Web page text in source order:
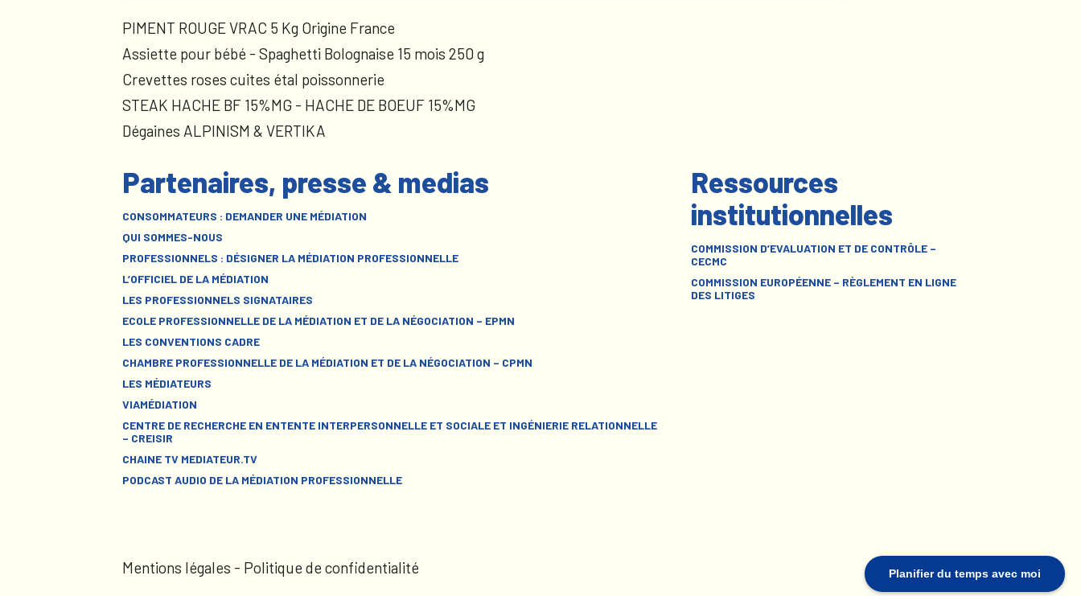
Planifier du temps avec moi
PIMENT ROUGE VRAC 5 Kg Origine France
Assiette pour bébé - Spaghetti Bolognaise 15 mois 250 g
Crevettes roses cuites étal poissonnerie
STEAK HACHE BF 15%MG - HACHE DE BOEUF 15%MG
Dégaines ALPINISM & VERTIKA
Partenaires, presse & medias
CONSOMMATEURS : DEMANDER UNE MÉDIATION
QUI SOMMES-NOUS
PROFESSIONNELS : DÉSIGNER LA MÉDIATION PROFESSIONNELLE
L’OFFICIEL DE LA MÉDIATION
LES PROFESSIONNELS SIGNATAIRES
ECOLE PROFESSIONNELLE DE LA MÉDIATION ET DE LA NÉGOCIATION – EPMN
LES CONVENTIONS CADRE
CHAMBRE PROFESSIONNELLE DE LA MÉDIATION ET DE LA NÉGOCIATION – CPMN
LES MÉDIATEURS
VIAMÉDIATION
CENTRE DE RECHERCHE EN ENTENTE INTERPERSONNELLE ET SOCIALE ET INGÉNIERIE RELATIONNELLE
– CREISIR
CHAINE TV MEDIATEUR.TV
PODCAST AUDIO DE LA MÉDIATION PROFESSIONNELLE
Ressources
institutionnelles
COMMISSION D’EVALUATION ET DE CONTRÔLE –
CECMC
COMMISSION EUROPÉENNE – RÈGLEMENT EN LIGNE
DES LITIGES
Mentions légales - Politique de confidentialité